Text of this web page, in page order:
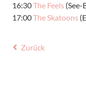
16:30The Feels (See-
17:00The Skatoons
Zurück